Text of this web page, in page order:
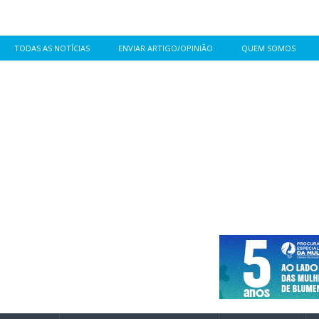
TODAS AS NOTÍCIAS ENVIAR ARTIGO/OPINIÃO QUEM SOMOS